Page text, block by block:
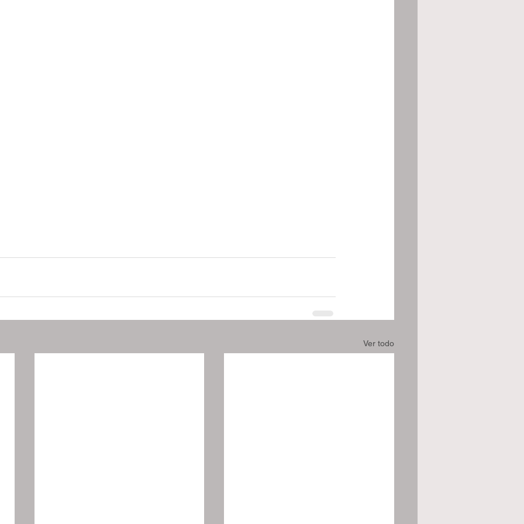
Ver todo